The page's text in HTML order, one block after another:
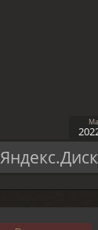
Яндекс.Диск